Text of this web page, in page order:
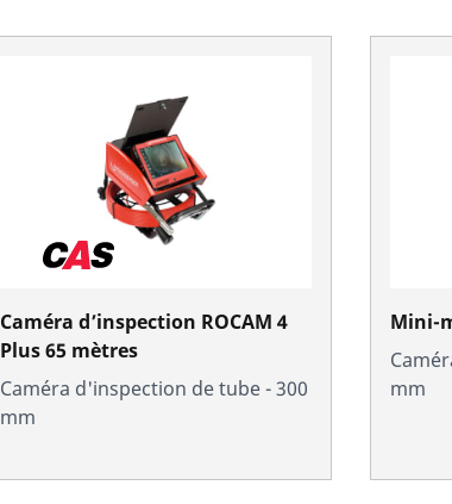
Caméra d’inspection ROCAM 4
Plus 65 mètres
Caméra d'inspection de tube - 300
mm
Mini-
mm